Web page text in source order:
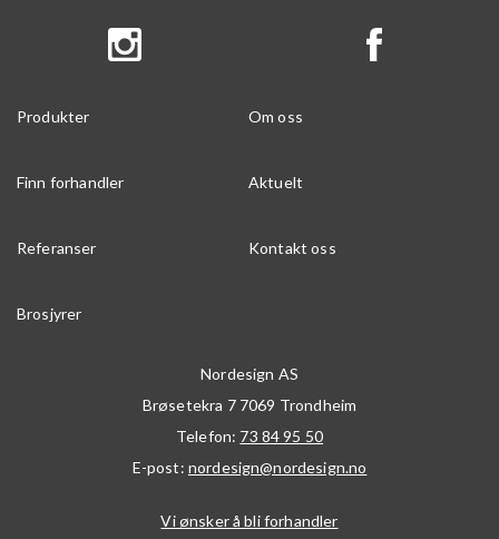
Produkter Om oss
Finn forhandler Aktuelt
Referanser Kontakt oss
Brosjyrer
Nordesign AS
Brøsetekra 7 7069 Trondheim
Telefon: 73 84 95 50
E-post: nordesign@nordesign.no
Vi ønsker å bli forhandler